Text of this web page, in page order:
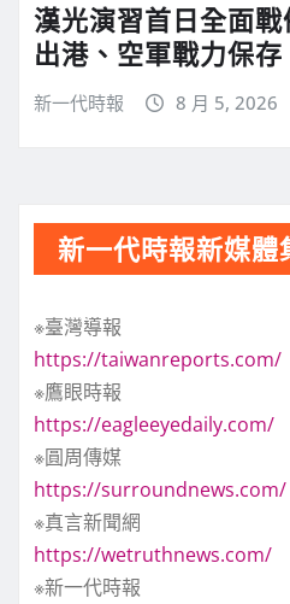
漢光演習首日全面
出港、空軍戰力保存
新一代時報 8 月 5, 2026
新一代時報新媒體
※臺灣導報
https://taiwanreports.com/
※鷹眼時報
https://eagleeyedaily.com/
※圓周傳媒
https://surroundnews.com/
※真言新聞網
https://wetruthnews.com/
※新一代時報